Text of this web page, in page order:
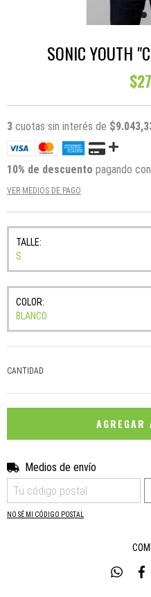
SONIC YOUTH
3 cuotas sin interés de
10% de descuento pagando
VER MEDIOS DE PAGO
TALLE:
S
COLOR:
BLANCO
CANTIDAD
Entregas para el CP:
Medios de envío
NO SÉ MI CÓDIGO POSTAL